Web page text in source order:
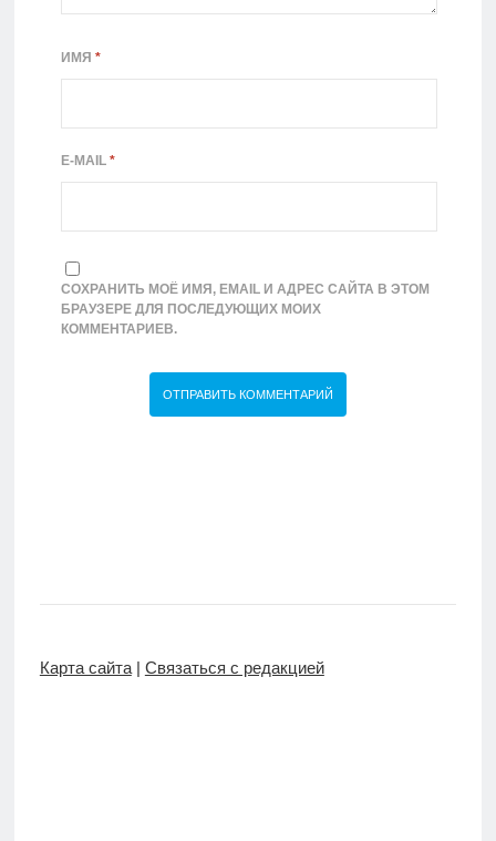
ИМЯ *
E-MAIL *
СОХРАНИТЬ МОЁ ИМЯ, EMAIL И АДРЕС САЙТА В ЭТОМ
БРАУЗЕРЕ ДЛЯ ПОСЛЕДУЮЩИХ МОИХ
КОММЕНТАРИЕВ.
Карта сайта| Связаться с редакцией